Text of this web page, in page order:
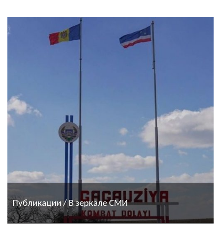
Публикации / В зеркале СМИ